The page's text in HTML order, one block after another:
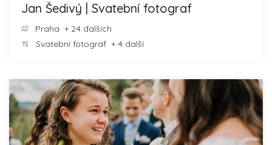
Jan Šedivý | Svatební fotograf
Praha + 24 dalších
Svatební fotograf + 4 další